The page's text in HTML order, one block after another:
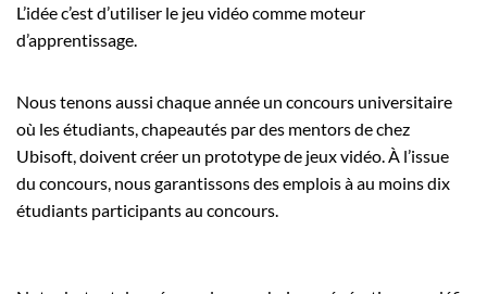
L’idée c’est d’utiliser le jeu vidéo comme moteur
d’apprentissage.
Nous tenons aussi chaque année un concours universitaire
où les étudiants, chapeautés par des mentors de chez
Ubisoft, doivent créer un prototype de jeux vidéo. À l’issue
du concours, nous garantissons des emplois à au moins dix
étudiants participants au concours.